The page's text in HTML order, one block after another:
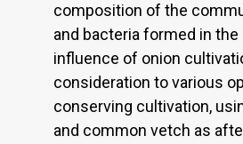
composition of the
and bacteria formed in
influence of onion
consideration to various
conserving cultivation,
and common vetch as